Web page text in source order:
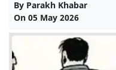
By Parakh Khabar
On 05 May 2026